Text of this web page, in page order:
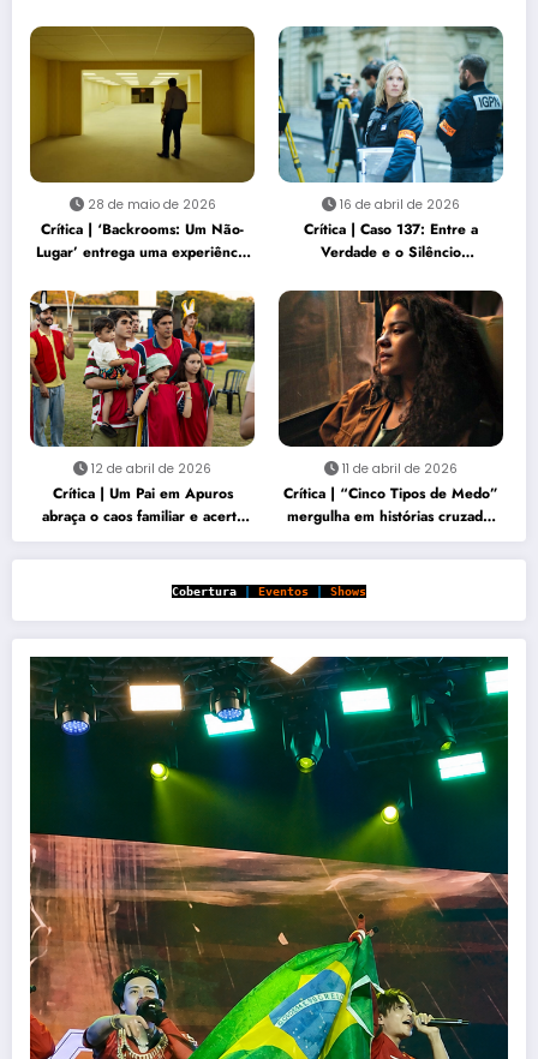
28 de maio de 2026
Crítica | ‘Backrooms: Um Não-
Lugar’ entrega uma experiência
perturbadora
16 de abril de 2026
Crítica | Caso 137: Entre a
Verdade e o Silêncio
12 de abril de 2026
Crítica | Um Pai em Apuros
abraça o caos familiar e acerta
no carisma
11 de abril de 2026
Crítica | “Cinco Tipos de Medo”
mergulha em histórias cruzadas
marcadas por perda e vingança
Cobertura Eventos Shows